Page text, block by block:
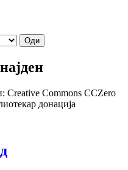
Оди
Creative Commons CCZero
донација